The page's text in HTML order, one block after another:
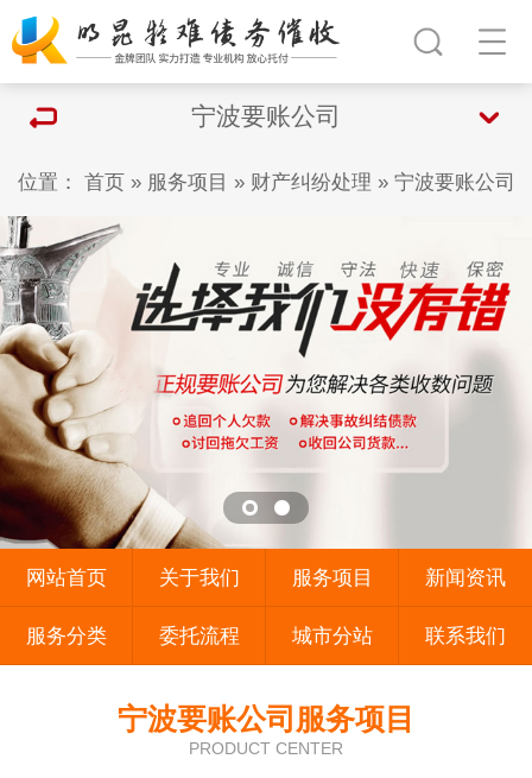
宁波要账公司
位置： 首页» 服务项目 » 财产纠纷处理 » 宁波要账公司
网站首页 关于我们 服务项目 新闻资讯
服务分类 委托流程 城市分站 联系我们
宁波要账公司服务项目
PRODUCT CENTER